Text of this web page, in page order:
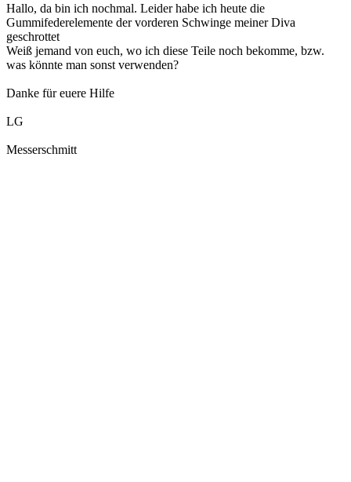
Hallo, da bin ich nochmal. Leider habe ich heute die
Gummifederelemente der vorderen Schwinge meiner Diva
geschrottet
Weiß jemand von euch, wo ich diese Teile noch bekomme, bzw.
was könnte man sonst verwenden?
Danke für euere Hilfe
LG
Messerschmitt